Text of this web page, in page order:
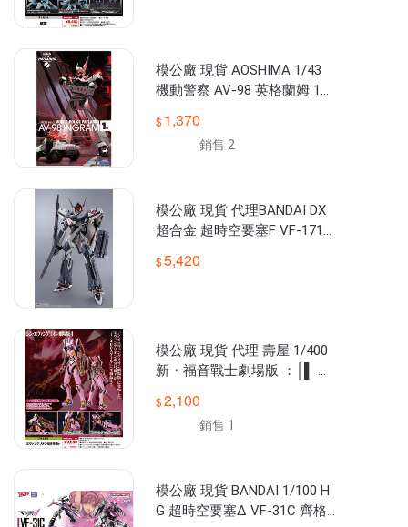
模公廠 現貨 AOSHIMA 1/43
機動警察 AV-98 英格蘭姆 1號
1,370
銷售 2
模公廠 現貨 代理BANDAI DX
超合金 超時空要塞F VF-171E
女機 復刻
5,420
模公廠 現貨 代理 壽屋 1/400
新・福音戰士劇場版 ：│▌ 改
2,100
銷售 1
模公廠 現貨 BANDAI 1/100 H
G 超時空要塞Δ VF-31C 齊格